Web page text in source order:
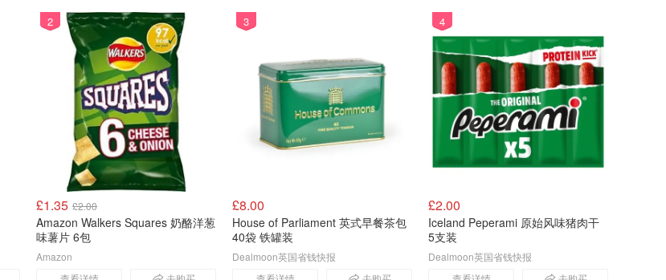
🇮🇹意大利
🇦🇺澳洲
🇳🇿新西兰
旅游
最新排序
折扣力度
价格升序
价格降序
2
£1.35 £2.00
Amazon Walkers Squares 奶酪洋葱
味薯片 6包
Amazon
3
£8.00
House of Parliament 英式早餐茶包
40袋 铁罐装
Dealmoon英国省钱快报
4
£2.00
Iceland Peperami 原始风味猪肉干
5支装
Dealmoon英国省钱快报